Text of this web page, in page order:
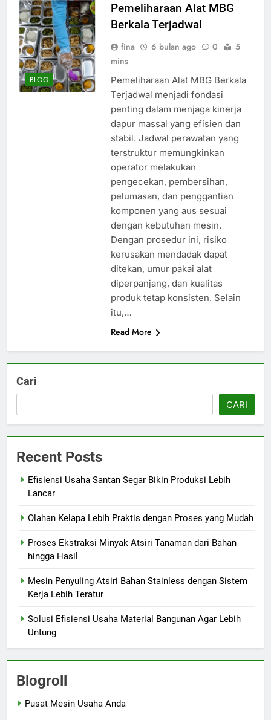
BLOG
Pemeliharaan Alat MBG
Berkala Terjadwal
fina 6 bulan ago 0
5
mins
Pemeliharaan Alat MBG Berkala
Terjadwal menjadi fondasi
penting dalam menjaga kinerja
dapur massal yang efisien dan
stabil. Jadwal perawatan yang
terstruktur memungkinkan
operator melakukan
pengecekan, pembersihan,
pelumasan, dan penggantian
komponen yang aus sesuai
dengan kebutuhan mesin.
Dengan prosedur ini, risiko
kerusakan mendadak dapat
ditekan, umur pakai alat
diperpanjang, dan kualitas
produk tetap konsisten. Selain
itu,…
Read More
Cari
CARI
Recent Posts
Efisiensi Usaha Santan Segar Bikin Produksi Lebih
Lancar
Olahan Kelapa Lebih Praktis dengan Proses yang Mudah
Proses Ekstraksi Minyak Atsiri Tanaman dari Bahan
hingga Hasil
Mesin Penyuling Atsiri Bahan Stainless dengan Sistem
Kerja Lebih Teratur
Solusi Efisiensi Usaha Material Bangunan Agar Lebih
Untung
Blogroll
Pusat Mesin Usaha Anda